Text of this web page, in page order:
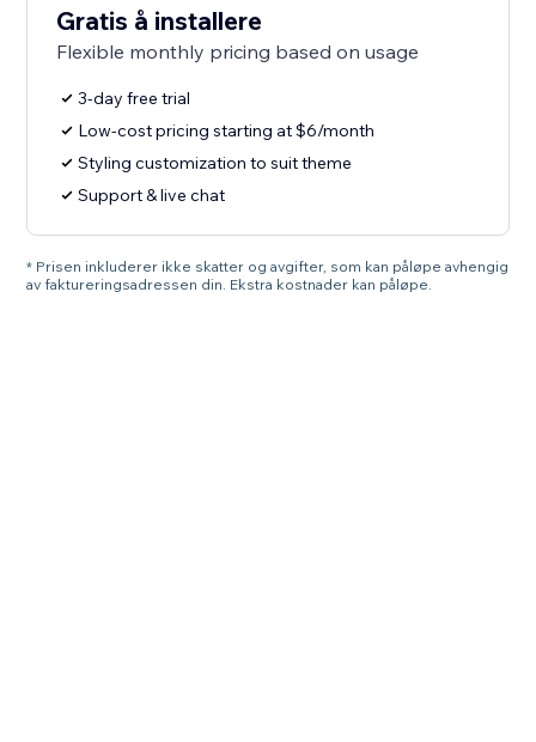
Gratis å installere
Flexible monthly pricing based on usage
3-day free trial
Low-cost pricing starting at $6/month
Styling customization to suit theme
Support & live chat
* Prisen inkluderer ikke skatter og avgifter, som kan påløpe avhengig
av faktureringsadressen din. Ekstra kostnader kan påløpe.